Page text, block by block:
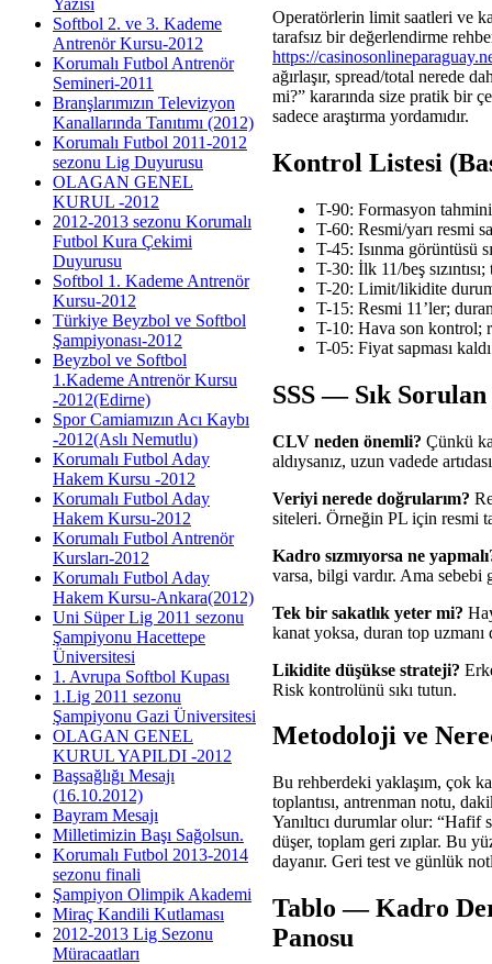
Yazısı
Softbol 2. ve 3. Kademe
Antrenör Kursu-2012
Korumalı Futbol Antrenör
Semineri-2011
Branşlarımızın Televizyon
Kanallarında Tanıtımı (2012)
Korumalı Futbol 2011-2012
sezonu Lig Duyurusu
OLAGAN GENEL
KURUL -2012
2012-2013 sezonu Korumalı
Futbol Kura Çekimi
Duyurusu
Softbol 1. Kademe Antrenör
Kursu-2012
Türkiye Beyzbol ve Softbol
Şampiyonası-2012
Beyzbol ve Softbol
1.Kademe Antrenör Kursu
-2012(Edirne)
Spor Camiamızın Acı Kaybı
-2012(Aslı Nemutlu)
Korumalı Futbol Aday
Hakem Kursu -2012
Korumalı Futbol Aday
Hakem Kursu-2012
Korumalı Futbol Antrenör
Kursları-2012
Korumalı Futbol Aday
Hakem Kursu-Ankara(2012)
Uni Süper Lig 2011 sezonu
Şampiyonu Hacettepe
Üniversitesi
1. Avrupa Softbol Kupası
1.Lig 2011 sezonu
Şampiyonu Gazi Üniversitesi
OLAGAN GENEL
KURUL YAPILDI -2012
Başsağlığı Mesajı
(16.10.2012)
Bayram Mesajı
Milletimizin Başı Sağolsun.
Korumalı Futbol 2013-2014
sezonu finali
Şampiyon Olimpik Akademi
Miraç Kandili Kutlaması
2012-2013 Lig Sezonu
Müracaatları
Operatörlerin limit saatleri ve
tarafsız bir değerlendirme
https://
ağırlaşır, spread/total nerede
mi?” kararında size pratik bir
sadece araştırma yordamıdır.
Kontrol Listesi
T-90: Formasyon
T-60: Resmi/yarı resmi
T-45: Isınma görüntüsü
T-30: İlk 11/beş
T-20: Limit/likidite
T-15: Resmi 11’ler;
T-10: Hava son kontrol;
T-05: Fiyat sapması
SSS — Sık
CLV neden önemli? Çünkü
aldıysanız, uzun vadede
Veriyi nerede doğrularım?
siteleri. Örneğin PL için resmi
Kadro sızmıyorsa ne
varsa, bilgi vardır. Ama sebebi
Tek bir sakatlık yeter mi?
kanat yoksa, duran top uzmanı
Likidite düşükse strateji?
Risk kontrolünü sıkı tutun.
Metodoloji ve
Bu rehberdeki yaklaşım, çok
toplantısı, antrenman notu,
Yanıltıcı durumlar olur: “Hafif
düşer, toplam geri zıplar. Bu
dayanır. Geri test ve günlük
Tablo — Kadro
Panosu